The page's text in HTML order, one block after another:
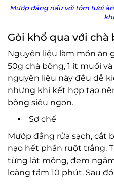
Mướp đắng nấu với tôm tươi
Gỏi khổ qua với chà
Nguyên liệu làm món ăn
50g chà bông, 1 ít muối
nguyên liệu này đều dễ
nhưng khi kết hợp tạo
bông siêu ngon.
Sơ chế
Mướp đắng rửa sạch, cắt
nạo hết phần ruột trắng.
từng lát mỏng, đem
loãng tầm 10 phút. Sau